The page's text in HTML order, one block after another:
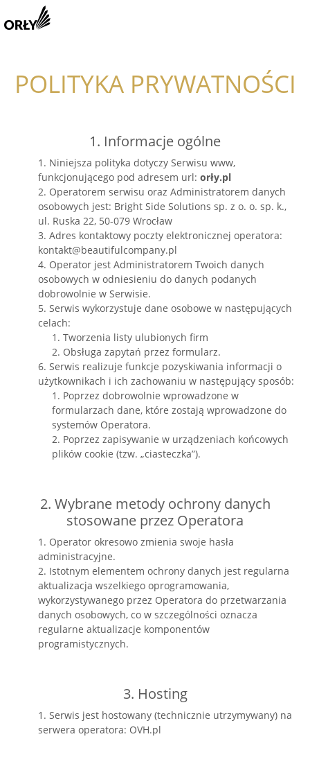
POLITYKA PRYWATNOŚCI
1. Informacje ogólne
1. Niniejsza polityka dotyczy Serwisu www,
funkcjonującego pod adresem url: orły.pl
2. Operatorem serwisu oraz Administratorem danych
osobowych jest: Bright Side Solutions sp. z o. o. sp. k.,
ul. Ruska 22, 50-079 Wrocław
3. Adres kontaktowy poczty elektronicznej operatora:
kontakt@beautifulcompany.pl
4. Operator jest Administratorem Twoich danych
osobowych w odniesieniu do danych podanych
dobrowolnie w Serwisie.
5. Serwis wykorzystuje dane osobowe w następujących
celach:
1. Tworzenia listy ulubionych firm
2. Obsługa zapytań przez formularz.
6. Serwis realizuje funkcje pozyskiwania informacji o
użytkownikach i ich zachowaniu w następujący sposób:
1. Poprzez dobrowolnie wprowadzone w
formularzach dane, które zostają wprowadzone do
systemów Operatora.
2. Poprzez zapisywanie w urządzeniach końcowych
plików cookie (tzw. „ciasteczka”).
2. Wybrane metody ochrony danych
stosowane przez Operatora
1. Operator okresowo zmienia swoje hasła
administracyjne.
2. Istotnym elementem ochrony danych jest regularna
aktualizacja wszelkiego oprogramowania,
wykorzystywanego przez Operatora do przetwarzania
danych osobowych, co w szczególności oznacza
regularne aktualizacje komponentów
programistycznych.
3. Hosting
1. Serwis jest hostowany (technicznie utrzymywany) na
serwera operatora: OVH.pl